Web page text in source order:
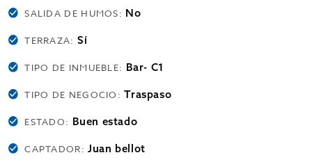
SALIDA DE HUMOS: No
TERRAZA: Sí
TIPO DE INMUEBLE: Bar- C1
TIPO DE NEGOCIO:Traspaso
ESTADO: Buen estado
CAPTADOR:Juan bellot